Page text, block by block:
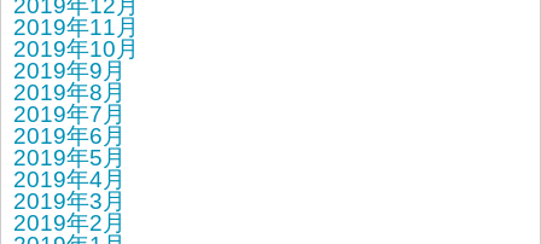
2019年11月
2019年10月
2019年9月
2019年8月
2019年7月
2019年6月
2019年5月
2019年4月
2019年3月
2019年2月